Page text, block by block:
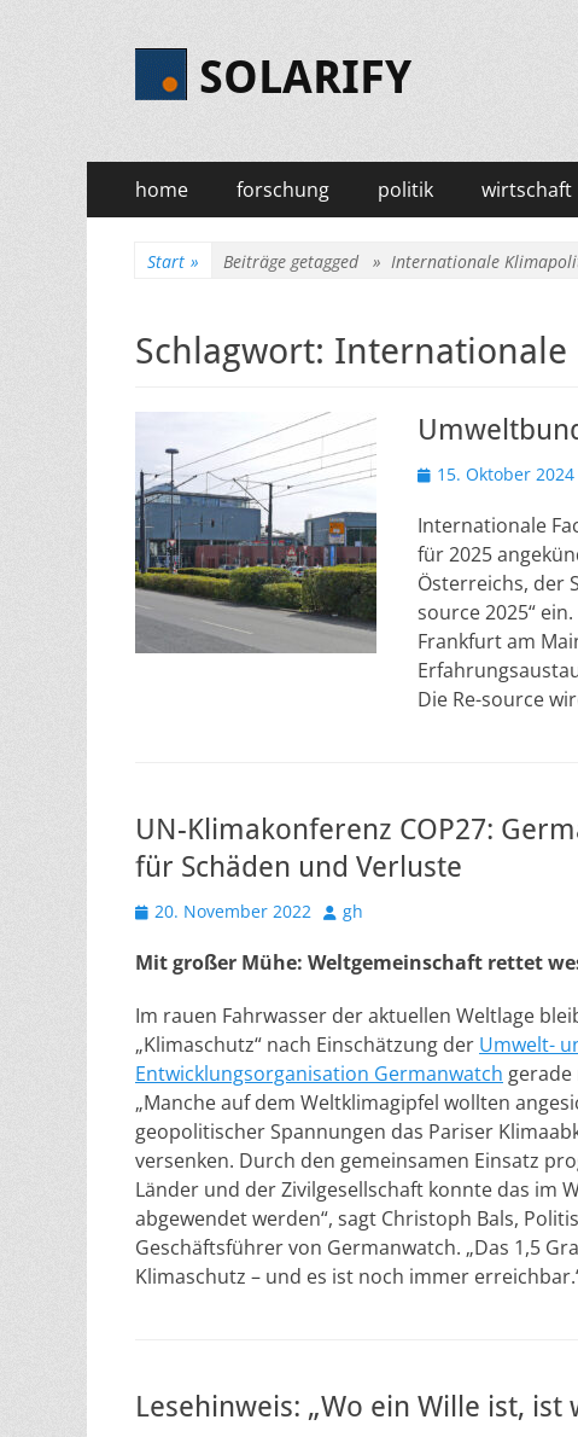
SOLARIFY
Primäres
Menü
Zum
Inhalt
home forschung politik wirtschaft
Start » Beiträge getagged » Internationale
Schlagwort:
Veröffentlicht
15. Oktober 2024
Internationale
für 2025
Österreichs, der
source 2025“
Frankfurt am
Die Re-source
UN-Klimakonferenz COP27:
für Schäden und Verluste
Veröffentlicht
20. November 2022 Autor
gh
Mit großer Mühe: Weltgemeinschaft rettet
Im rauen Fahrwasser der aktuellen Weltlage
„Klimaschutz“ nach Einschätzung der Umwelt-
Entwicklungsorganisation Germanwatch gerade
„Manche auf dem Weltklimagipfel wollten
geopolitischer Spannungen das Pariser
versenken. Durch den gemeinsamen Einsatz
Länder und der Zivilgesellschaft konnte das im
abgewendet werden“, sagt Christoph Bals,
Geschäftsführer von Germanwatch. „Das 1,5
Klimaschutz – und es ist noch immer
Lesehinweis: „Wo ein Wille ist, ist